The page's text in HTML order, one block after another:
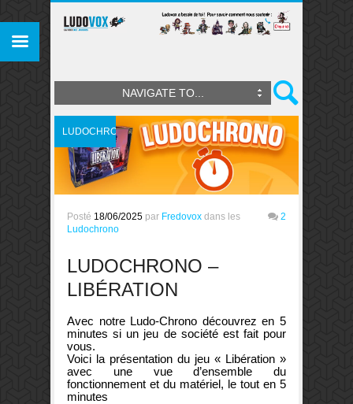
NAVIGATE TO...
LUDOCHRONO
Posté 18/06/2025 par Fredovox dans les
Ludochrono
2
LUDOCHRONO –
LIBÉRATION
Avec notre Ludo-Chrono découvrez en 5
minutes si un jeu de société est fait pour
vous.
Voici la présentation du jeu « Libération »
avec une vue d’ensemble du
fonctionnement et du matériel, le tout en 5
minutes